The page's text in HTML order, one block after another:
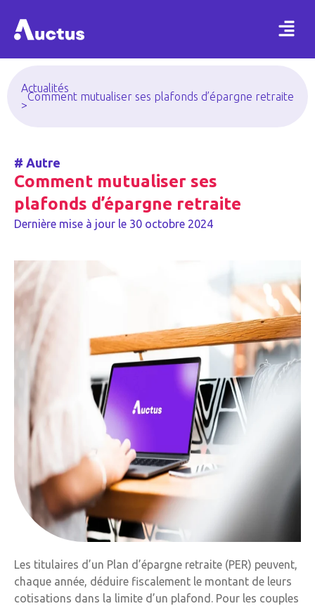
Actualités
>
Comment mutualiser ses plafonds d’épargne retraite
# Autre
Comment mutualiser ses
plafonds d’épargne retraite
Dernière mise à jour le 30 octobre 2024
Les titulaires d’un Plan d’épargne retraite (PER) peuvent,
chaque année, déduire fiscalement le montant de leurs
cotisations dans la limite d’un plafond. Pour les couples